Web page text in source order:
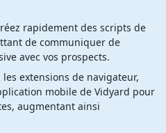
rapidement des scripts de
de communiquer de
avec vos prospects.
extensions de navigateur,
mobile de Vidyard pour
augmentant ainsi